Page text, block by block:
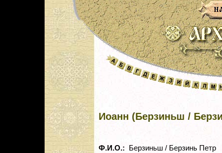
Иоанн (Берзиньш /
Ф.И.О.: Берзиньш / Берзинь Петр